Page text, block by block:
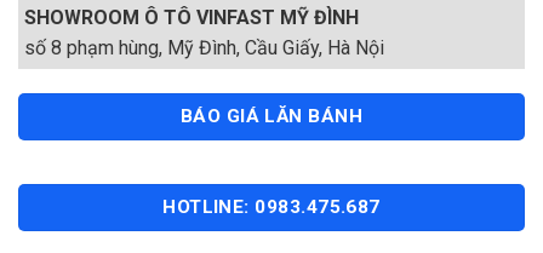
SHOWROOM Ô TÔ VINFAST MỸ ĐÌNH
số 8 phạm hùng, Mỹ Đình, Cầu Giấy, Hà Nội
BÁO GIÁ LĂN BÁNH
HOTLINE: 0983.475.687